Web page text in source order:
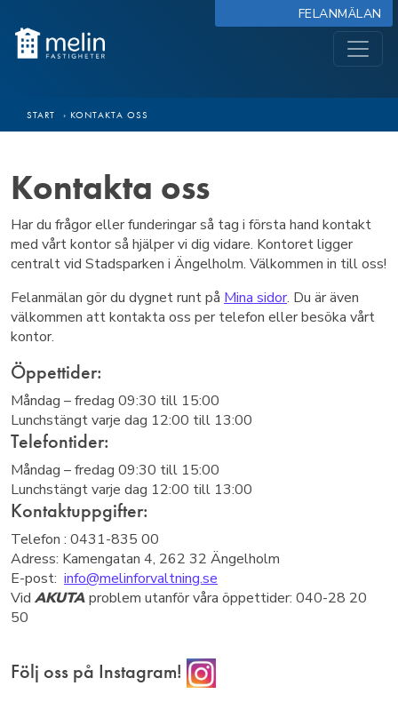
FELANMÄLAN
START › KONTAKTA OSS
Kontakta oss
Har du frågor eller funderingar så tag i första hand kontakt
med vårt kontor så hjälper vi dig vidare. Kontoret ligger
centralt vid Stadsparken i Ängelholm. Välkommen in till oss!
Felanmälan gör du dygnet runt på Mina sidor. Du är även
välkommen att kontakta oss per telefon eller besöka vårt
kontor.
Öppettider:
Måndag – fredag 09:30 till 15:00
Lunchstängt varje dag 12:00 till 13:00
Telefontider:
Måndag – fredag 09:30 till 15:00
Lunchstängt varje dag 12:00 till 13:00
Kontaktuppgifter:
Telefon : 0431-835 00
Adress: Kamengatan 4, 262 32 Ängelholm
E-post: info@melinforvaltning.se
Vid AKUTA problem utanför våra öppettider: 040-28 20
50
Följ oss på Instagram!